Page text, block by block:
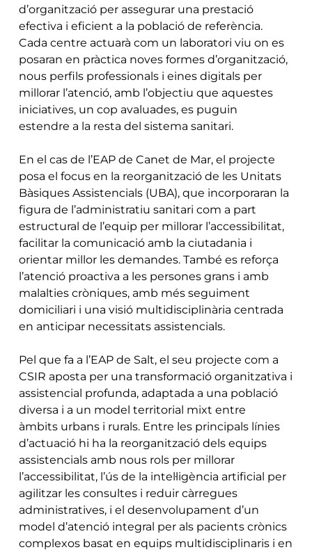
d’organització per assegurar una prestació
efectiva i eficient a la població de referència.
Cada centre actuarà com un laboratori viu on es
posaran en pràctica noves formes d’organització,
nous perfils professionals i eines digitals per
millorar l’atenció, amb l’objectiu que aquestes
iniciatives, un cop avaluades, es puguin
estendre a la resta del sistema sanitari.
En el cas de l’EAP de Canet de Mar, el projecte
posa el focus en la reorganització de les Unitats
Bàsiques Assistencials (UBA), que incorporaran la
figura de l’administratiu sanitari com a part
estructural de l’equip per millorar l’accessibilitat,
facilitar la comunicació amb la ciutadania i
orientar millor les demandes. També es reforça
l’atenció proactiva a les persones grans i amb
malalties cròniques, amb més seguiment
domiciliari i una visió multidisciplinària centrada
en anticipar necessitats assistencials.
Pel que fa a l’EAP de Salt, el seu projecte com a
CSIR aposta per una transformació organitzativa i
assistencial profunda, adaptada a una població
diversa i a un model territorial mixt entre
àmbits urbans i rurals. Entre les principals línies
d’actuació hi ha la reorganització dels equips
assistencials amb nous rols per millorar
l’accessibilitat, l’ús de la intel·ligència artificial per
agilitzar les consultes i reduir càrregues
administratives, i el desenvolupament d’un
model d’atenció integral per als pacients crònics
complexos basat en equips multidisciplinaris i en